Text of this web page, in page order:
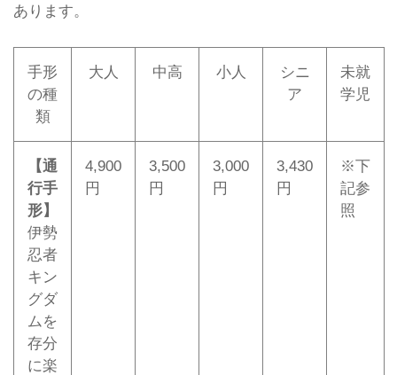
あります。
手形
の種
類
大人 中高 小人
シニ
ア
未就
学児
【通
行手
形】
伊勢
忍者
キン
グダ
ムを
存分
に楽
4,900
円
3,500
円
3,000
円
3,430
円
※下
記参
照